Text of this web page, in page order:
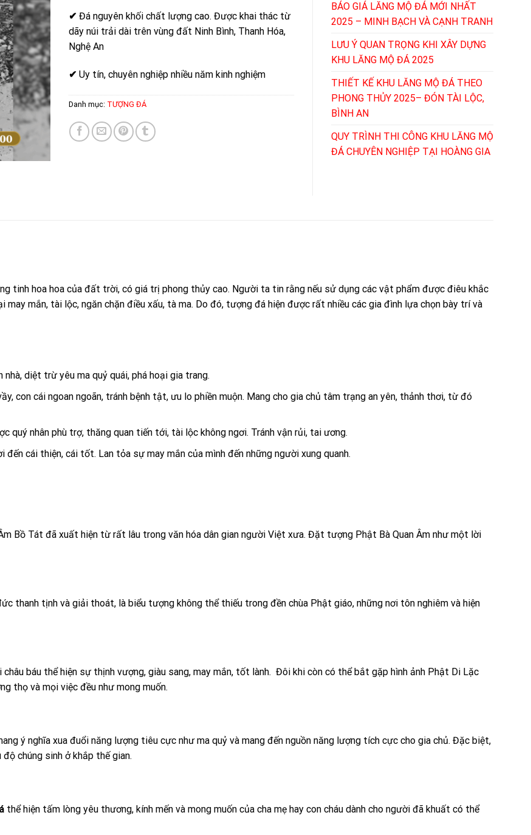
✔ Đá nguyên khối chất lượng cao. Được khai thác từ
dãy núi trải dài trên vùng đất Ninh Bình, Thanh Hóa,
Nghệ An
✔ Uy tín, chuyên nghiệp nhiều năm kinh nghiệm
Danh mục: TƯỢNG ĐÁ
BÁO GIÁ LĂNG MỘ ĐÁ MỚI NHẤT
2025 – MINH BẠCH VÀ CẠNH TRANH
LƯU Ý QUAN TRỌNG KHI XÂY DỰNG
KHU LĂNG MỘ ĐÁ 2025
THIẾT KẾ KHU LĂNG MỘ ĐÁ THEO
PHONG THỦY 2025– ĐÓN TÀI LỘC,
BÌNH AN
QUY TRÌNH THI CÔNG KHU LĂNG MỘ
ĐÁ CHUYÊN NGHIỆP TẠI HOÀNG GIA
tinh hoa hoa của đất trời, có giá trị phong thủy cao. Người ta tin rằng nếu sử dụng các vật phẩm được điêu khắc
mắn, tài lộc, ngăn chặn điều xấu, tà ma. Do đó, tượng đá hiện được rất nhiều các gia đình lựa chọn bày trí và
diệt trừ yêu ma quỷ quái, phá hoại gia trang.
con cái ngoan ngoãn, tránh bệnh tật, ưu lo phiền muộn. Mang cho gia chủ tâm trạng an yên, thảnh thơi, từ đó
quý nhân phù trợ, thăng quan tiến tới, tài lộc không ngơi. Tránh vận rủi, tai ương.
cái thiện, cái tốt. Lan tỏa sự may mắn của mình đến những người xung quanh.
Bồ Tát đã xuất hiện từ rất lâu trong văn hóa dân gian người Việt xưa. Đặt tượng Phật Bà Quan Âm như một lời
thanh tịnh và giải thoát, là biểu tượng không thể thiếu trong đền chùa Phật giáo, những nơi tôn nghiêm và hiện
báu thể hiện sự thịnh vượng, giàu sang, may mắn, tốt lành. Đôi khi còn có thể bắt gặp hình ảnh Phật Di Lặc
thọ và mọi việc đều như mong muốn.
ý nghĩa xua đuổi năng lượng tiêu cực như ma quỷ và mang đến nguồn năng lượng tích cực cho gia chủ. Đặc biệt,
chúng sinh ở khắp thế gian.
thể hiện tấm lòng yêu thương, kính mến và mong muốn của cha mẹ hay con cháu dành cho người đã khuất có thể